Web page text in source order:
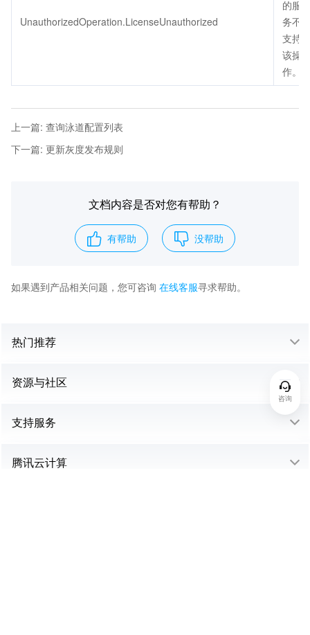
UnauthorizedOperation.LicenseUnauthorized
的服
务不
支持
该操
作。
上一篇: 查询泳道配置列表
下一篇: 更新灰度发布规则
文档内容是否对您有帮助？
有帮助 没帮助
如果遇到产品相关问题，您可咨询 在线客服寻求帮助。
咨询
热门推荐
资源与社区
支持服务
腾讯云计算